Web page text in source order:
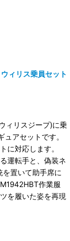
ィリス乗員セット
ィリスジープ)に乗
アセットです。
に対応します。
運転手と、偽装ネ
を置いて助手席に
作業服
を履いた姿を再現